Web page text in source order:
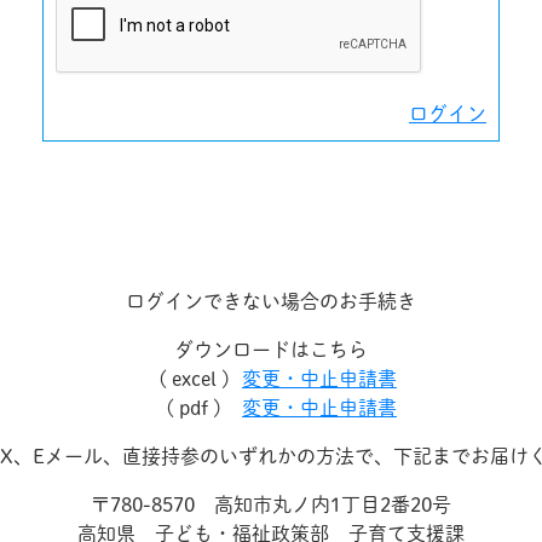
ログイン
ログインできない場合のお手続き
ダウンロードはこちら
( excel )
変更・中止申請書
( pdf )
変更・中止申請書
、Eメール、直接持参のいずれかの方法で、下記までお届け
〒780-8570 高知市丸ノ内1丁目2番20号
高知県 子ども・福祉政策部 子育て支援課